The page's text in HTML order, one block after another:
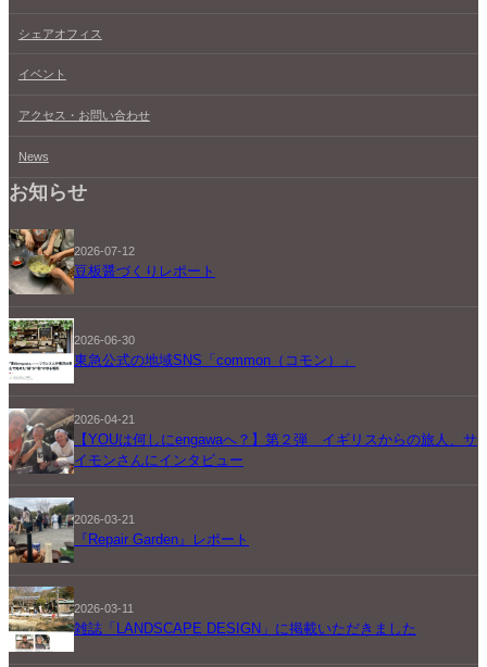
シェアオフィス
イベント
アクセス・お問い合わせ
News
お知らせ
2026-07-12
豆板醤づくりレポート
2026-06-30
東急公式の地域SNS「common（コモン）」
2026-04-21
【YOUは何しにengawaへ？】第２弾 イギリスからの旅人、サ
イモンさんにインタビュー
2026-03-21
『Repair Garden』レポート
2026-03-11
雑誌「LANDSCAPE DESIGN」に掲載いただきました